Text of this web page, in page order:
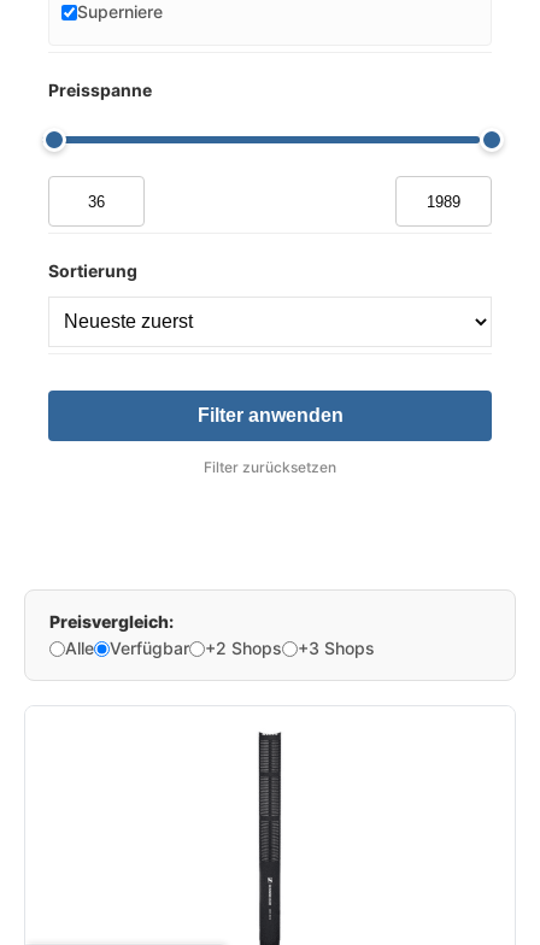
Superniere
Preisspanne
Sortierung
Filter anwenden
Filter zurücksetzen
Preisvergleich:
Alle
Verfügbar +2 Shops +3 Shops